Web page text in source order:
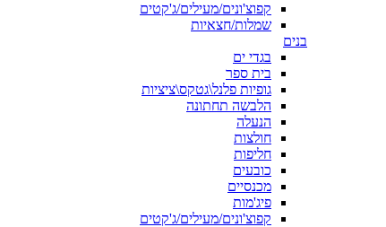
קפוצ'ונים/מעילים/ג'קטים
שמלות/חצאיות
בנים
בגדי ים
בית ספר
גופיות פלנל\גטקס\ציציות
הלבשה תחתונה
הנעלה
חולצות
חליפות
כובעים
מכנסיים
פיג'מות
קפוצ'ונים/מעילים/ג'קטים